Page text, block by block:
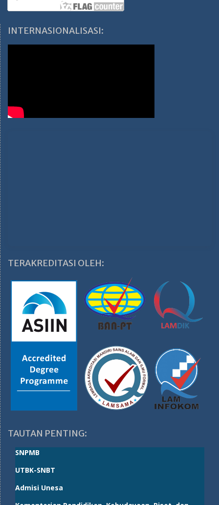
INTERNASIONALISASI:
TERAKREDITASI OLEH:
TAUTAN PENTING:
SNPMB
UTBK-SNBT
Admisi Unesa